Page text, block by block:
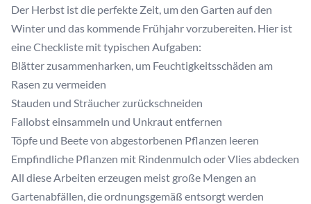
Der Herbst ist die perfekte Zeit, um den Garten auf den
Winter und das kommende Frühjahr vorzubereiten. Hier ist
eine Checkliste mit typischen Aufgaben:
Blätter zusammenharken, um Feuchtigkeitsschäden am
Rasen zu vermeiden
Stauden und Sträucher zurückschneiden
Fallobst einsammeln und Unkraut entfernen
Töpfe und Beete von abgestorbenen Pflanzen leeren
Empfindliche Pflanzen mit Rindenmulch oder Vlies abdecken
All diese Arbeiten erzeugen meist große Mengen an
Gartenabfällen, die ordnungsgemäß entsorgt werden